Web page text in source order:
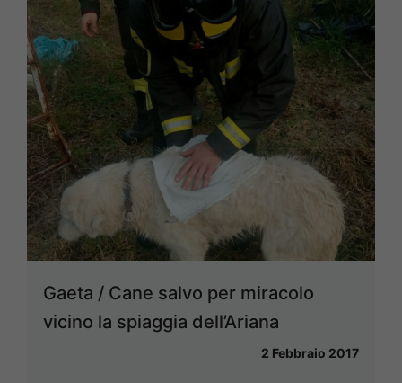
Gaeta / Cane salvo per miracolo
vicino la spiaggia dell’Ariana
2 Febbraio 2017